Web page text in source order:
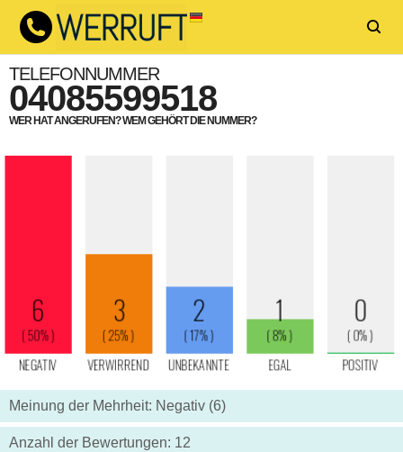
TELEFONNUMMER
04085599518
WER HAT ANGERUFEN? WEM GEHÖRT DIE NUMMER?
Meinung der Mehrheit: Negativ (6)
Anzahl der Bewertungen: 12